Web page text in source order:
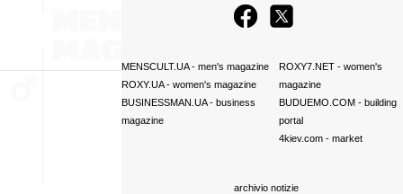
MENSCULT.UA- men's magazine
ROXY.UA- women's magazine
BUSINESSMAN.UA- business
magazine
ROXY7.NET- women's
magazine
BUDUEMO.COM- building
portal
4kiev.com- market
archivio notizie